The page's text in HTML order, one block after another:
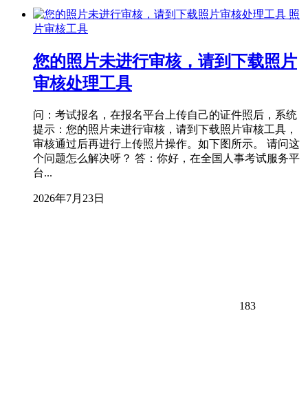
照
片审核工具
您的照片未进行审核，请到下载照片
审核处理工具
问：考试报名，在报名平台上传自己的证件照后，系统
提示：您的照片未进行审核，请到下载照片审核工具，
审核通过后再进行上传照片操作。如下图所示。 请问这
个问题怎么解决呀？ 答：你好，在全国人事考试服务平
台...
2026年7月23日
183